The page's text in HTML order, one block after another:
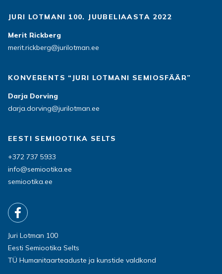
JURI LOTMANI 100. JUUBELIAASTA 2022
Merit Rickberg
merit.rickberg@jurilotman.ee
KONVERENTS “JURI LOTMANI SEMIOSFÄÄR”
Darja Dorving
darja.dorving@jurilotman.ee
EESTI SEMIOOTIKA SELTS
+372 737 5933
info@semiootika.ee
semiootika.ee
Juri Lotman 100
Eesti Semiootika Selts
TÜ Humanitaarteaduste ja kunstide valdkond